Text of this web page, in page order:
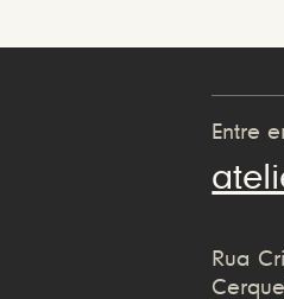
Entre
Rua